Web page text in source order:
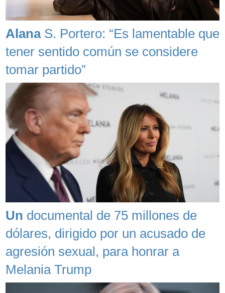
AlanaS. Portero: “Es lamentable que
tener sentido común se considere
tomar partido”
Un documental de 75 millones de
dólares, dirigido por un acusado de
agresión sexual, para honrar a
Melania Trump